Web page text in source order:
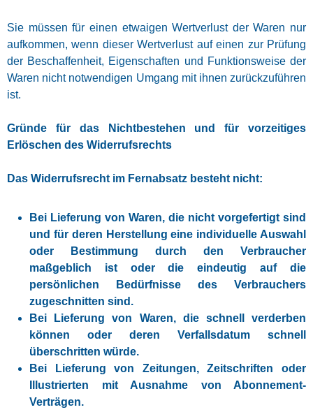
Sie müssen für einen etwaigen Wertverlust der Waren nur
aufkommen, wenn dieser Wertverlust auf einen zur Prüfung
der Beschaffenheit, Eigenschaften und Funktionsweise der
Waren nicht notwendigen Umgang mit ihnen zurückzuführen
ist.
Gründe für das Nichtbestehen und für vorzeitiges
Erlöschen des Widerrufsrechts
Das Widerrufsrecht im Fernabsatz besteht nicht:
Bei Lieferung von Waren, die nicht vorgefertigt sind
und für deren Herstellung eine individuelle Auswahl
oder Bestimmung durch den Verbraucher
maßgeblich ist oder die eindeutig auf die
persönlichen Bedürfnisse des Verbrauchers
zugeschnitten sind.
Bei Lieferung von Waren, die schnell verderben
können oder deren Verfallsdatum schnell
überschritten würde.
Bei Lieferung von Zeitungen, Zeitschriften oder
Illustrierten mit Ausnahme von Abonnement-
Verträgen.